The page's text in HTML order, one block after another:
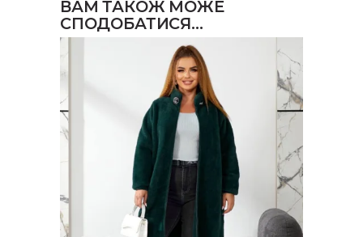
ВАМ ТАКОЖ МОЖЕ
СПОДОБАТИСЯ…